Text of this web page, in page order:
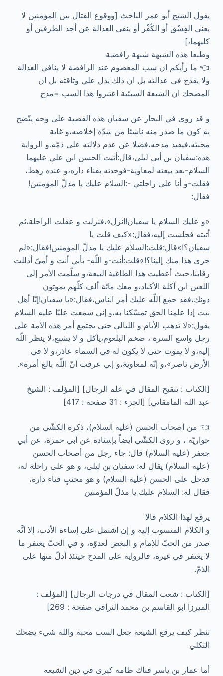
يقول الشيخ أبو عمر الباحث [ووقوع القتال بين المؤمنين لا
يعني الفِسْق أو الكُفْر أو ينفي العدالة عن أحد الطرفين أو
كليهما،]
وطبعا هذه الشبهة شبهة رافضية
👈 ما رأيكم ان سب المعصوم عند الرافضة لا ينافي العدالة
ولا يقدح في عدالته بل ان ذلك يدل علي وثاقته بل ان
المضحك ان الشيعة السبئية اعتبروا هذا السب =مدح
و قد روى في البحار عن سفيان هذه القضية على وجه يتّضح
به كون ما صدر منه ناشئا من شدّة إخلاصه،و غاية
محبته،فيفيد مدحه،فضلا عن عدم دلالته على ذمّه.و الرواية
هذه:سفيان بن أبي ليلى،قال:أتيت الحسن ابن علي عليهما
السلام-بعد بيعته لمعاوية-فوجدته بفناء داره،و عنده رهط،
فقلت-و أنا على راحلتي -:السلام عليك يا مذلّ المؤمنين!
فقال:
«و عليك السلام يا سفيان!انزل»،فنزلت و عقلت الراحلة،ثم
أتيته فجلست إليه،فقال:«كيف قلت يا
سفيان؟!»قال:قلت:السلام عليك يا مذلّ المؤمنين!فقال:«لم
جرى هذا منك إلينا؟!»قلت:أنت-و اللّه- بأبي أنت و أميّ أذللت
رقابنا،حيث أعطيت هذا الطاغية البيعة،و سلّمت الأمر إلى
اللعين ابن آكلة الأكباد،و معك مائة ألف كلّهم يموتون
دونك،فقد جمع اللّه عليك أمر الناس،فقال:«يا سفيان!إنّا أهل
بيت إذا علمنا الحق تمسّكنا به،و إني سمعت عليّا عليه السلام
يقول:«لا تذهب الأيام و الليالي حتى يجتمع أمر هذه الأمة على
رجل واسع السرة ، ضخم البلعوم،يأكل و لا يشبع،لا ينظر اللّه
إليه،و لا يموت حتى لا يكون له في السماء عاذر،و لا في
الأرض ناصر»،و إنّه لمعاوية،و إني عرفت أنّ اللّه بالغ أمره».
[الکتاب : تنقيح المقال في علم الرجال] [المؤلف : الشيخ
عبد الله المامقاني] [الجزء : 31 صفحة : 417]
👈 من أصحاب الحسن (عليه السلام)، ذكره الكشّي من
حواريّه ، و روى الكشّي أيضاً بإسناده عن أبي حمزة، عن أبي
جعفر (عليه السلام) قال: جاء رجل من أصحاب الحسن
(عليه السلام) يقال له: سفيان بن ليلى، و هو على راحلة له،
فدخل على الحسن (عليه السلام) و هو محتبٍ فناء داره،
فقال له: السلام عليك يا مذلّ المؤمنين
يرقع لهذا الكلام قالا
و الكلام المنسوب إليه و إن اشتمل على إساءة الأدب، إلا أنَّه
صدر من الحبّ للإمام و البغض لعدوّه، و في الحبّ يغتفر ما
لا يغتفر في غيره، فالرواية على المدح حينئذ أدلّ منها على
الذمّ.
[الکتاب : شعب المقال في درجات الرجال] [المؤلف :
الميرزا ابو القاسم بن محمد النراقي صفحة : 269]
تنظر كيف يرقع الشيعة جعل السب محبه والله شيء يضحك
الثكلي
أما عمار بن ياسر فناك طامه كبرى في دين الشيعه